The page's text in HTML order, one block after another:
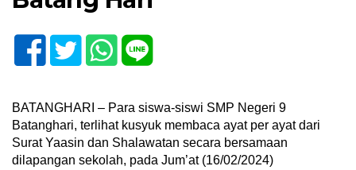
BATANGHARI – Para siswa-siswi SMP Negeri 9
Batanghari, terlihat kusyuk membaca ayat per ayat dari
Surat Yaasin dan Shalawatan secara bersamaan
dilapangan sekolah, pada Jum’at (16/02/2024)